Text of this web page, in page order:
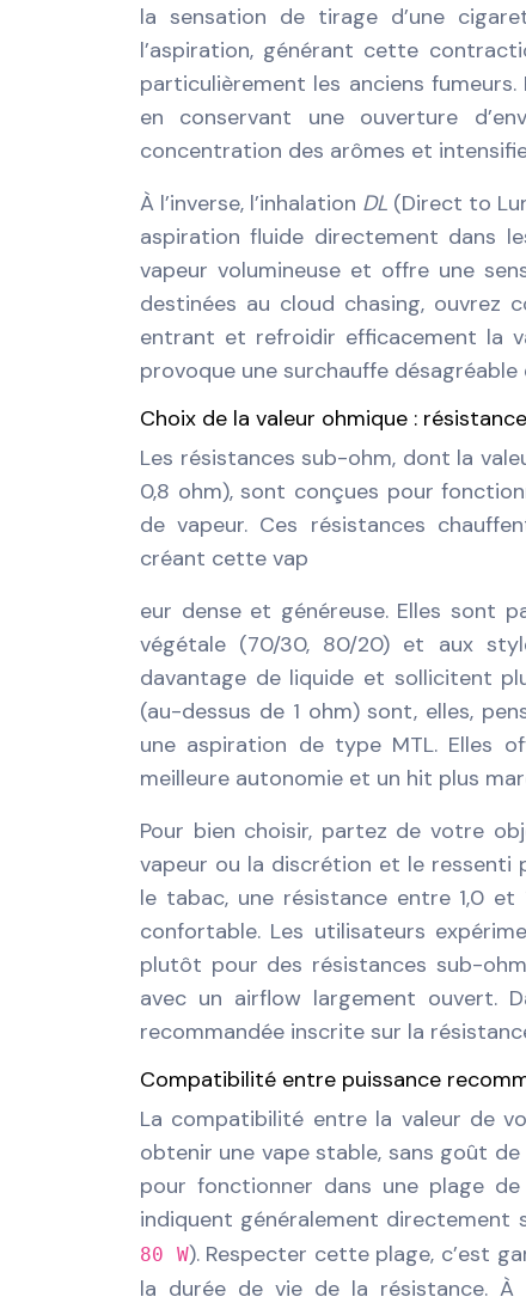
la sensation de tirage d’une
l’aspiration, générant cette
particulièrement les anciens
en conservant une ouverture
concentration des arômes et
À l’inverse, l’inhalation DL (Direct to
aspiration fluide directement dans
vapeur volumineuse et offre une
destinées au cloud chasing, ouvrez
entrant et refroidir efficacement la
provoque une surchauffe
Choix de la valeur ohmique :
Les résistances sub-ohm, dont la
0,8 ohm), sont conçues pour
de vapeur. Ces résistances
créant cette vap
eur dense et généreuse. Elles sont
végétale (70/30, 80/20) et aux
davantage de liquide et sollicitent
(au-dessus de 1 ohm) sont, elles,
une aspiration de type MTL. Elles
meilleure autonomie et un hit plus
Pour bien choisir, partez de votre
vapeur ou la discrétion et le ressenti
le tabac, une résistance entre 1,0
confortable. Les utilisateurs
plutôt pour des résistances sub-
avec un airflow largement ouvert.
recommandée inscrite sur la
Compatibilité entre puissance
La compatibilité entre la valeur de
obtenir une vape stable, sans goût
pour fonctionner dans une plage
indiquent généralement directement
80 W). Respecter cette plage, c’est
la durée de vie de la résistance. À